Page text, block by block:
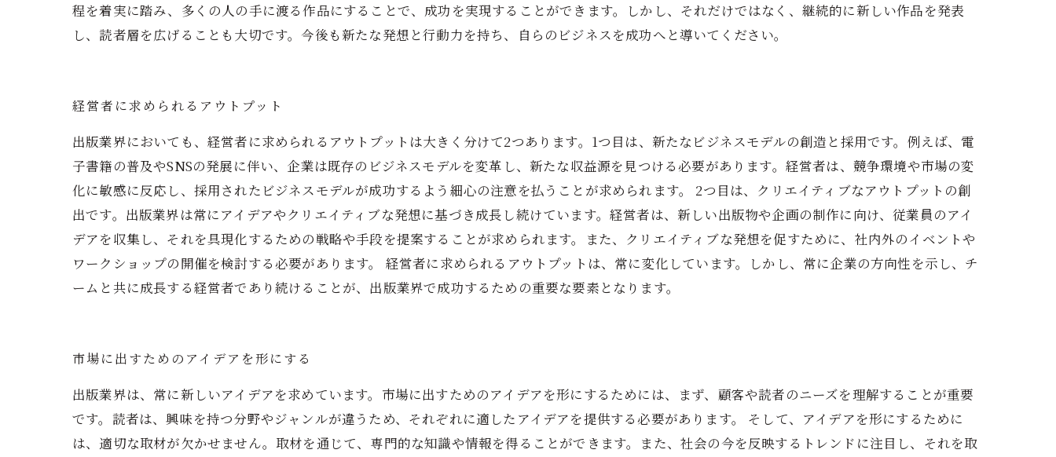
程を着実に踏み、多くの人の手に渡る作品にすることで、成功を実現することができます。しかし、それだけではなく、継続的に新しい作品を発表
し、読者層を広げることも大切です。今後も新たな発想と行動力を持ち、自らのビジネスを成功へと導いてください。
経営者に求められるアウトプット
出版業界においても、経営者に求められるアウトプットは大きく分けて2つあります。1つ目は、新たなビジネスモデルの創造と採用です。例えば、電
子書籍の普及やSNSの発展に伴い、企業は既存のビジネスモデルを変革し、新たな収益源を見つける必要があります。経営者は、競争環境や市場の変
化に敏感に反応し、採用されたビジネスモデルが成功するよう細心の注意を払うことが求められます。 2つ目は、クリエイティブなアウトプットの創
出です。出版業界は常にアイデアやクリエイティブな発想に基づき成長し続けています。経営者は、新しい出版物や企画の制作に向け、従業員のアイ
デアを収集し、それを具現化するための戦略や手段を提案することが求められます。また、クリエイティブな発想を促すために、社内外のイベントや
ワークショップの開催を検討する必要があります。 経営者に求められるアウトプットは、常に変化しています。しかし、常に企業の方向性を示し、チ
ームと共に成長する経営者であり続けることが、出版業界で成功するための重要な要素となります。
市場に出すためのアイデアを形にする
出版業界は、常に新しいアイデアを求めています。市場に出すためのアイデアを形にするためには、まず、顧客や読者のニーズを理解することが重要
です。読者は、興味を持つ分野やジャンルが違うため、それぞれに適したアイデアを提供する必要があります。 そして、アイデアを形にするために
は、適切な取材が欠かせません。取材を通じて、専門的な知識や情報を得ることができます。また、社会の今を反映するトレンドに注目し、それを取